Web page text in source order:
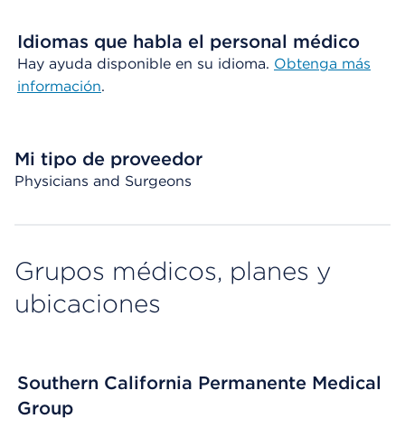
Idiomas que habla el personal médico
Hay ayuda disponible en su idioma. Obtenga más
información.
Mi tipo de proveedor
Physicians and Surgeons
Grupos médicos, planes y
ubicaciones
Southern California Permanente Medical
Group